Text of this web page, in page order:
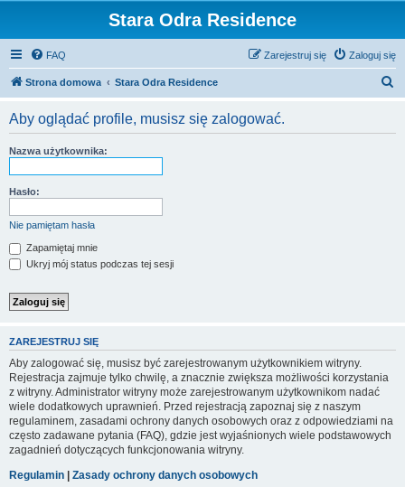
Stara Odra Residence
FAQ Zaloguj się
Zarejestruj się
Strona domowa Stara Odra Residence
Aby oglądać profile, musisz się zalogować.
Nazwa użytkownika:
Hasło:
Nie pamiętam hasła
Zapamiętaj mnie
Ukryj mój status podczas tej sesji
ZAREJESTRUJ SIĘ
Aby zalogować się, musisz być zarejestrowanym użytkownikiem witryny.
Rejestracja zajmuje tylko chwilę, a znacznie zwiększa możliwości korzystania
z witryny. Administrator witryny może zarejestrowanym użytkownikom nadać
wiele dodatkowych uprawnień. Przed rejestracją zapoznaj się z naszym
regulaminem, zasadami ochrony danych osobowych oraz z odpowiedziami na
często zadawane pytania (FAQ), gdzie jest wyjaśnionych wiele podstawowych
zagadnień dotyczących funkcjonowania witryny.
Regulamin | Zasady ochrony danych osobowych